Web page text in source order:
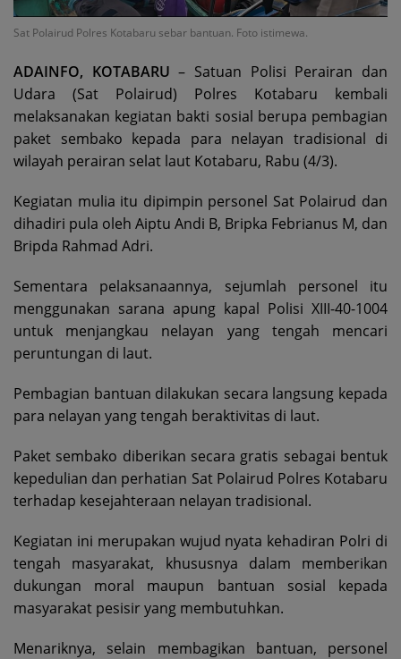
Sat Polairud Polres Kotabaru sebar bantuan. Foto istimewa.
ADAINFO, KOTABARU – Satuan Polisi Perairan dan
Udara (Sat Polairud) Polres Kotabaru kembali
melaksanakan kegiatan bakti sosial berupa pembagian
paket sembako kepada para nelayan tradisional di
wilayah perairan selat laut Kotabaru, Rabu (4/3).
Kegiatan mulia itu dipimpin personel Sat Polairud dan
dihadiri pula oleh Aiptu Andi B, Bripka Febrianus M, dan
Bripda Rahmad Adri.
Sementara pelaksanaannya, sejumlah personel itu
menggunakan sarana apung kapal Polisi XIII-40-1004
untuk menjangkau nelayan yang tengah mencari
peruntungan di laut.
Pembagian bantuan dilakukan secara langsung kepada
para nelayan yang tengah beraktivitas di laut.
Paket sembako diberikan secara gratis sebagai bentuk
kepedulian dan perhatian Sat Polairud Polres Kotabaru
terhadap kesejahteraan nelayan tradisional.
Kegiatan ini merupakan wujud nyata kehadiran Polri di
tengah masyarakat, khususnya dalam memberikan
dukungan moral maupun bantuan sosial kepada
masyarakat pesisir yang membutuhkan.
Menariknya, selain membagikan bantuan, personel